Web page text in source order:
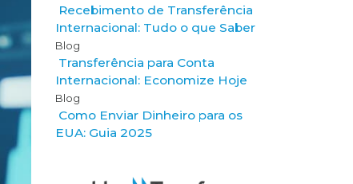
Recebimento de Transferência
Internacional: Tudo o que Saber
Blog
Transferência para Conta
Internacional: Economize Hoje
Blog
Como Enviar Dinheiro para os
EUA: Guia 2025